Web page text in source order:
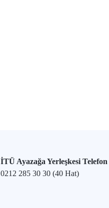
İTÜ Ayazağa Yerleşkesi Telefon
0212 285 30 30 (40 Hat)